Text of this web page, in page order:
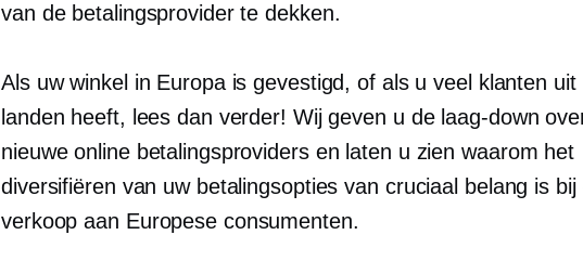
van de betalingsprovider te dekken.
Als uw winkel in Europa is gevestigd, of als u veel klanten uit
landen heeft, lees dan verder! Wij geven u de laag-down
nieuwe online betalingsproviders en laten u zien waarom het
diversifiëren van uw betalingsopties van cruciaal belang is bij
verkoop aan Europese consumenten.